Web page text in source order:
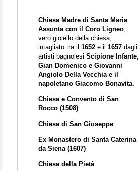
Chiesa Madre di Santa Maria
Assunta con il Coro Ligneo,
vero gioiello della chiesa,
intagliato tra il 1652e il 1657dagli
artisti bagnolesi Scipione Infante,
Gian Domenico e Giovanni
Angiolo Della Vecchia e il
napoletano Giacomo Bonavita.
Chiesa e Convento di San
Rocco (1508)
Chiesa di San Giuseppe
Ex Monastero di Santa Caterina
da Siena (1607)
Chiesa della Pietà